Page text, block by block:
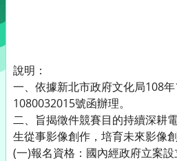
說明：
一、依據新北市政府文化局108
1080032015號函辦理。
二、旨揭徵件競賽目的持續深耕
生從事影像創作，培育未來影像
(一)報名資格：國內經政府立案